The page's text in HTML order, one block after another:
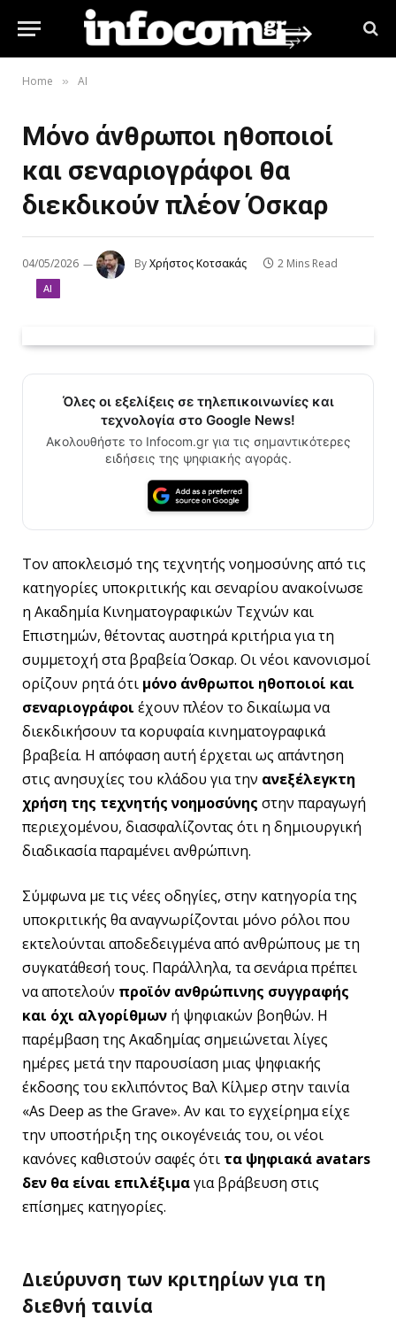
Home » AI
Μόνο άνθρωποι ηθοποιοί
και σεναριογράφοι θα
διεκδικούν πλέον Όσκαρ
04/05/2026 ByΧρήστος Κοτσακάς 2 Mins Read
AI
Όλες οι εξελίξεις σε τηλεπικοινωνίες και
τεχνολογία στο Google News!
Ακολουθήστε το Infocom.gr για τις σημαντικότερες
ειδήσεις της ψηφιακής αγοράς.
Τον αποκλεισμό της τεχνητής νοημοσύνης από τις
κατηγορίες υποκριτικής και σεναρίου ανακοίνωσε
η Ακαδημία Κινηματογραφικών Τεχνών και
Επιστημών, θέτοντας αυστηρά κριτήρια για τη
συμμετοχή στα βραβεία Όσκαρ. Οι νέοι κανονισμοί
ορίζουν ρητά ότι μόνο άνθρωποι ηθοποιοί και
σεναριογράφοι έχουν πλέον το δικαίωμα να
διεκδικήσουν τα κορυφαία κινηματογραφικά
βραβεία. Η απόφαση αυτή έρχεται ως απάντηση
στις ανησυχίες του κλάδου για την ανεξέλεγκτη
χρήση της τεχνητής νοημοσύνης στην παραγωγή
περιεχομένου, διασφαλίζοντας ότι η δημιουργική
διαδικασία παραμένει ανθρώπινη.
Σύμφωνα με τις νέες οδηγίες, στην κατηγορία της
υποκριτικής θα αναγνωρίζονται μόνο ρόλοι που
εκτελούνται αποδεδειγμένα από ανθρώπους με τη
συγκατάθεσή τους. Παράλληλα, τα σενάρια πρέπει
να αποτελούν προϊόν ανθρώπινης συγγραφής
και όχι αλγορίθμων ή ψηφιακών βοηθών. Η
παρέμβαση της Ακαδημίας σημειώνεται λίγες
ημέρες μετά την παρουσίαση μιας ψηφιακής
έκδοσης του εκλιπόντος Βαλ Κίλμερ στην ταινία
«As Deep as the Grave». Αν και το εγχείρημα είχε
την υποστήριξη της οικογένειάς του, οι νέοι
κανόνες καθιστούν σαφές ότι τα ψηφιακά avatars
δεν θα είναι επιλέξιμαγια βράβευση στις
επίσημες κατηγορίες.
Διεύρυνση των κριτηρίων για τη
διεθνή ταινία